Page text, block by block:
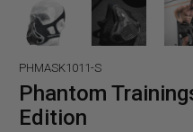
PHMASK1011-S
Phantom
Edition